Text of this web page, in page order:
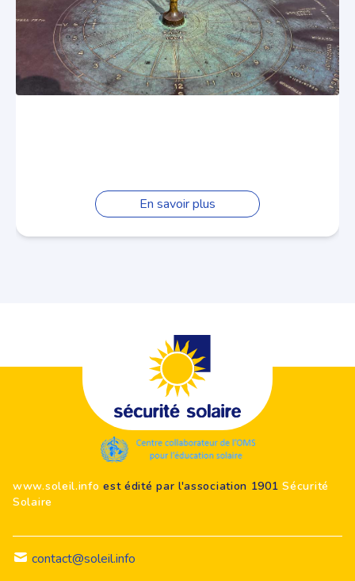
En savoir plus
www.soleil.info est édité par l'association 1901Sécurité
Solaire
contact@soleil.info